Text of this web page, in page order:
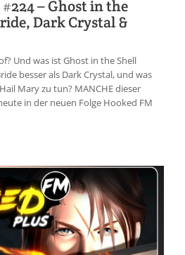
– Ghost in the
Dark Crystal &
Und was ist Ghost in the Shell
besser als Dark Crystal, und was
Mary zu tun? MANCHE dieser
in der neuen Folge Hooked FM